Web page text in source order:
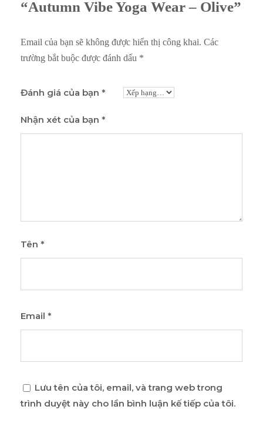
“Autumn Vibe Yoga Wear – Olive”
Email của bạn sẽ không được hiển thị công khai. Các
trường bắt buộc được đánh dấu *
Đánh giá của bạn *
Nhận xét của bạn *
Tên *
Email *
Lưu tên của tôi, email, và trang web trong
trình duyệt này cho lần bình luận kế tiếp của tôi.